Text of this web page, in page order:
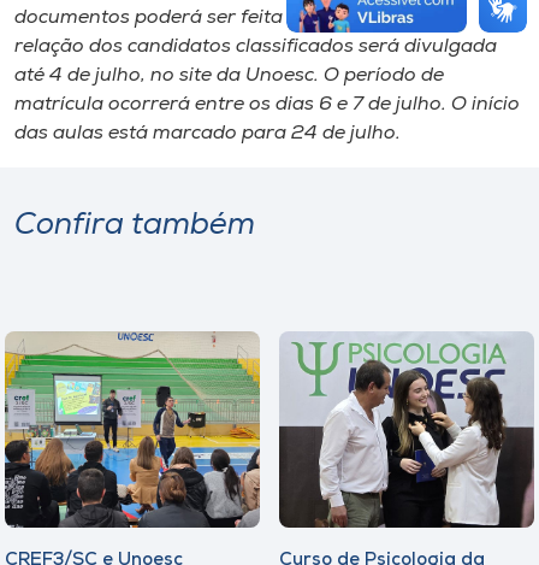
documentos poderá ser feita até 27 de junho. A
relação dos candidatos classificados será divulgada
até 4 de julho, no site da Unoesc. O período de
matrícula ocorrerá entre os dias 6 e 7 de julho. O início
das aulas está marcado para 24 de julho.
Confira também
CREF3/SC e Unoesc Curso de Psicologia da